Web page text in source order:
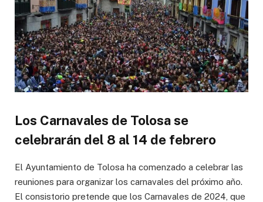
Los Carnavales de Tolosa se
celebrarán del 8 al 14 de febrero
El Ayuntamiento de Tolosa ha comenzado a celebrar las
reuniones para organizar los carnavales del próximo año.
El consistorio pretende que los Carnavales de 2024, que